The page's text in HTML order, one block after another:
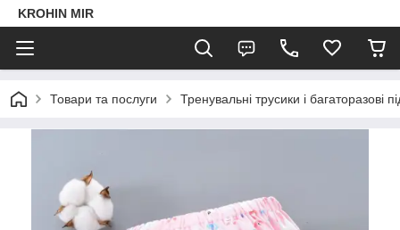
KROHIN MIR
Товари та послуги Тренувальні трусики і багаторазові